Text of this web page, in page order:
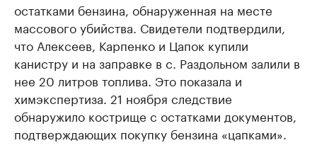
остатками бензина, обнаруженная на месте
массового убийства. Свидетели подтвердили,
что Алексеев, Карпенко и Цапок купили
канистру и на заправке в с. Раздольном залили в
нее 20 литров топлива. Это показала и
химэкспертиза. 21 ноября следствие
обнаружило кострище с остатками документов,
подтверждающих покупку бензина «цапками».